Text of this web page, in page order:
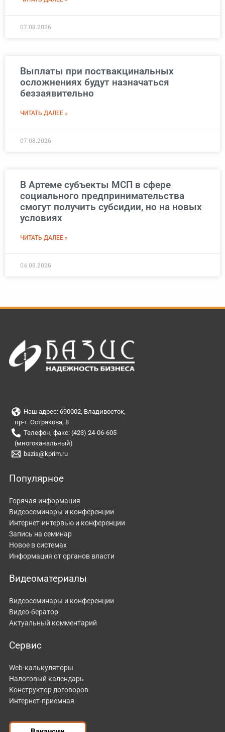
07.08.2026
Выплаты при поствакцинальных
осложнениях будут назначаться
беззаявительно
ЧИТАТЬ ДАЛЕЕ »
07.08.2026
В Артеме субъекты МСП в сфере
социального предпринимательства
смогут получить субсидии, но на новых
условиях
ЧИТАТЬ ДАЛЕЕ »
04.08.2026
Наш адрес: 690002, Владивосток,
пр-т. Острякова, 8
Телефон, факс: (423) 24-06-605
(многоканальный)
bazis@kprim.ru
Популярное
Горячая информация
Видеосеминары и конференции
Интернет-интервью и конференции
Запись на семинар
Новое в системах
Информация от органов власти
Видеоматериалы
Видеосеминары и конференции
Видео-бератор
Актуальный комментарий
Сервис
Web-калькуляторы
Налоговый календарь
Конструктор договоров
Интернет-приемная